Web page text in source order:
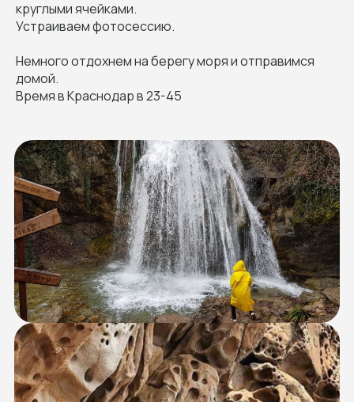
круглыми ячейками.
Устраиваем фотосессию.
Немного отдохнем на берегу моря и отправимся
домой.
Время в Краснодар в 23-45